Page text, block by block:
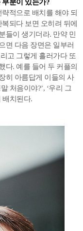
분이 있는가?
적으로 배치를 해야 되
되다 보면 오히려 뒤에
들이 생기더라. 만약 민
면 다음 장면은 일부러
고 그렇게 흘러가다 또
다. 예를 들어 두 커플의
히 아름답게 이들의 사
처음이야?’, ‘우리 그
배치된다.